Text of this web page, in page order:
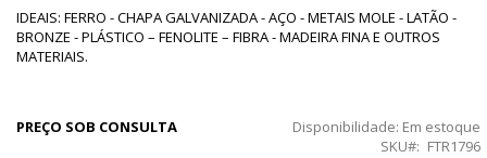
IDEAIS: FERRO - CHAPA GALVANIZADA - AÇO - METAIS MOLE - LATÃO -
BRONZE - PLÁSTICO – FENOLITE – FIBRA - MADEIRA FINA E OUTROS
MATERIAIS.
PREÇO SOB CONSULTA Disponibilidade: Em estoque
SKU
FTR1796